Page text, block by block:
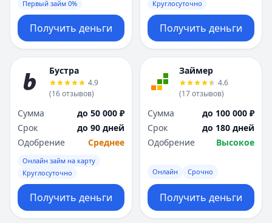
Первый займ 0%
Получить деньги
Круглосуточно
Получить деньги
Бустра
4.9
(16отзывов)
Сумма
до 50 000 ₽
Срок
до 90 дней
Одобрение
Среднее
Онлайн займ на карту
Круглосуточно
Получить деньги
Займер
4.6
(17отзывов)
Сумма
до 100 000 ₽
Срок
до 180 дней
Одобрение
Высокое
Онлайн Срочно
Получить деньги